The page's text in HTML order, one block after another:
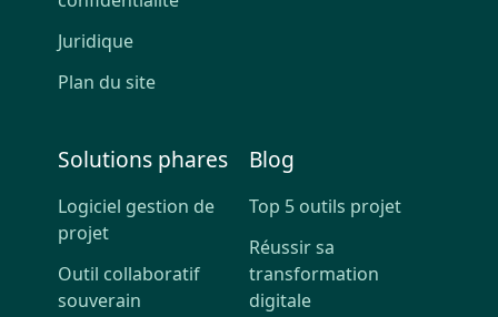
Juridique
Plan du site
Solutions phares
Logiciel gestion de
projet
Outil collaboratif
souverain
Blog
Top 5 outils projet
Réussir sa
transformation
digitale